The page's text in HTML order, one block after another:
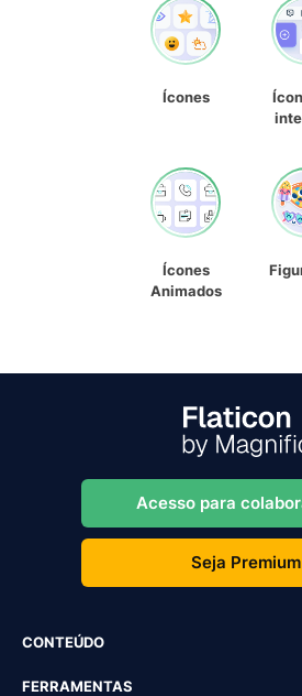
Ícones
Ícones
Animados
Acesso para
Seja Premium
CONTEÚDO
FERRAMENTAS